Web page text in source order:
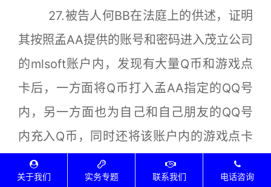
27.被告人何BB在法庭上的供述，证明
其按照孟AA提供的账号和密码进入茂立公司
的mlsoft账户内，发现有大量Q币和游戏点
卡后，一方面将Q币打入孟AA指定的QQ号
内，另一方面也为自己和自己朋友的QQ号
内充入Q币，同时还将该账户内的游戏点卡
窃取后销售牟利或送给他人。
关于我们 实务专题 联系我们 电话咨询